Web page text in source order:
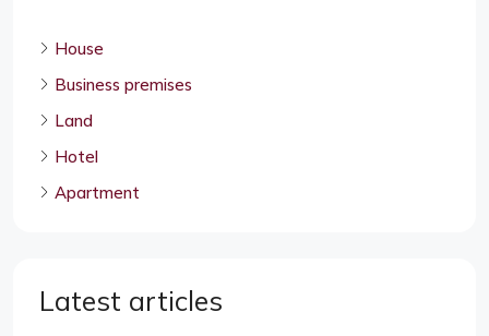
House
Business premises
Land
Hotel
Apartment
Latest articles